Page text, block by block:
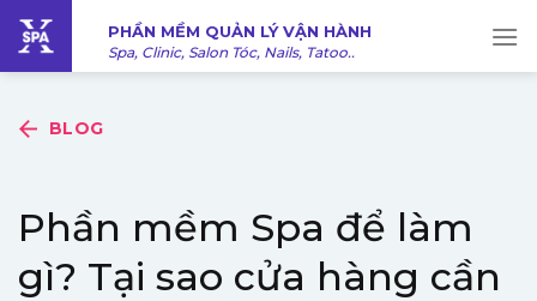
Bỏ
qua
nội
PHẦN MỀM QUẢN LÝ VẬN HÀNH
Spa, Clinic, Salon Tóc, Nails, Tatoo..
BLOG
Phần mềm Spa để làm
gì? Tại sao cửa hàng cần